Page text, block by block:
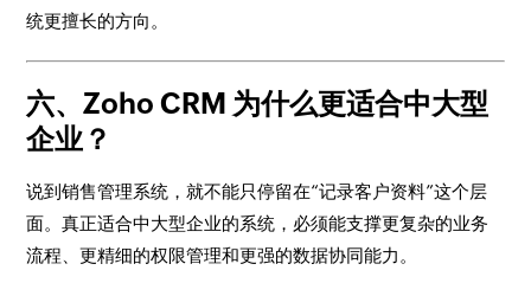
统更擅长的方向。
六、Zoho CRM 为什么更适合中大型
企业？
说到销售管理系统，就不能只停留在“记录客户资料”这个层
面。真正适合中大型企业的系统，必须能支撑更复杂的业务
流程、更精细的权限管理和更强的数据协同能力。